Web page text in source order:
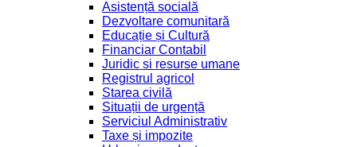
Asistență socială
Dezvoltare comunitară
Educație și Cultură
Financiar Contabil
Juridic si resurse umane
Registrul agricol
Starea civilă
Situații de urgență
Serviciul Administrativ
Taxe și impozite